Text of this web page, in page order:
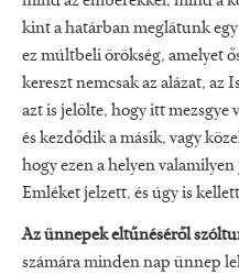
kint a határban meglátunk
ez múltbeli örökség, amelyet
kereszt nemcsak az alázat, az
azt is jelölte, hogy itt mezsgye
és kezdődik a másik, vagy
hogy ezen a helyen
Emléket jelzett, és úgy is
Az ünnepek eltűnéséről
számára minden nap ünnep